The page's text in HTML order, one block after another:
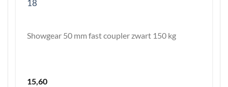
Showgear 50 mm fast coupler zwart 150 kg
15,60